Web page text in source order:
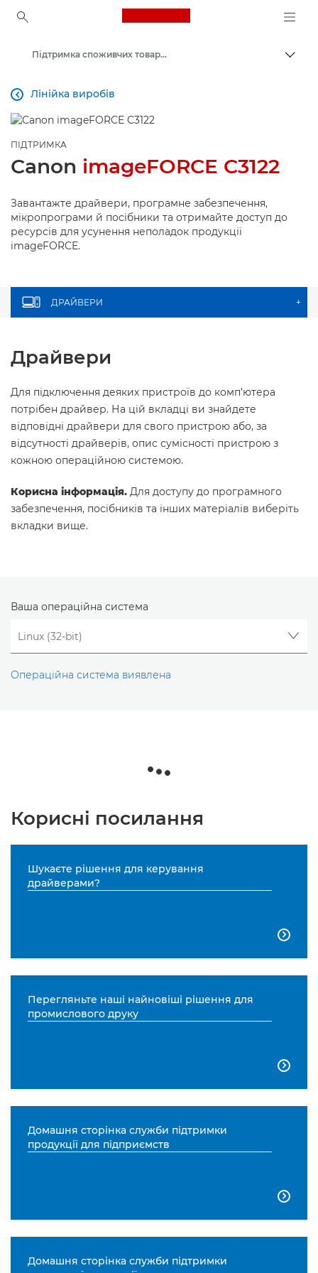
Canon Logo, back to
Підтримка споживчих товарів
Лінійка виробів

ПІДТРИМКА
Canon imageFORCE C3122
Завантажте драйвери, програмне забезпечення,
мікропрограми й посібники та отримайте доступ до
ресурсів для усунення неполадок продукції
imageFORCE.
ДРАЙВЕРИ +
Драйвери
Для підключення деяких пристроїв до комп’ютера
потрібен драйвер. На цій вкладці ви знайдете
відповідні драйвери для свого пристрою або, за
відсутності драйверів, опис сумісності пристрою з
кожною операційною системою.
Корисна інформація. Для доступу до програмного
забезпечення, посібників та інших матеріалів виберіть
вкладки вище.
Ваша операційна система
Операційна система виявлена
Корисні посилання
Шукаєте рішення для керування
драйверами?

Перегляньте наші найновіші рішення для
промислового друку

Домашня сторінка служби підтримки
продукції для підприємств

Домашня сторінка служби підтримки